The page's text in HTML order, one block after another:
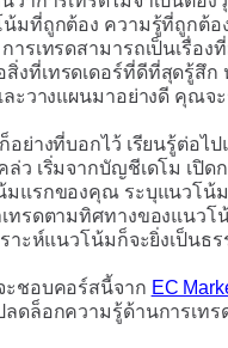
น้มที่ถูกต้อง ความรู้ที่ถูกต้อ
ารเทรดสามารถเป็นเรื่อง
งที่เทรดเดอร์ที่ดีที่สุดรู้สึก
ะวางแผนมาอย่างดี คุณจะ
อย่างที่บอกไว้ เรียนรู้ต่อไ
ล่ว เริ่มจากบัญชีเดโม เปิด
มแรกของคุณ ระบุแนวโน้
เทรดตามทิศทางของแนว
ราะห์แนวโน้มก็จะยิ่งเป็นธ
ะชอบคอร์สนี้จาก EC
ลดล็อกความรู้ด้านการเทร